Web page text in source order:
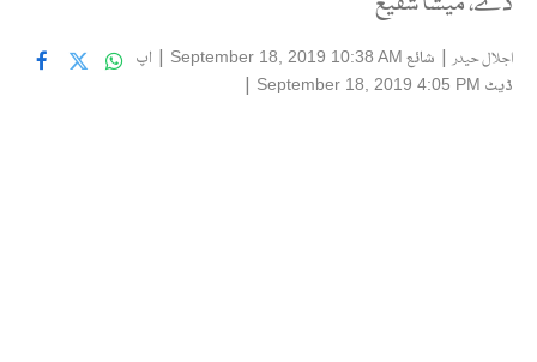
اجلال حیدر| شائع September 18, 2019 10:38 AM
| اپ
ڈیٹ September 18, 2019 4:05 PM
|